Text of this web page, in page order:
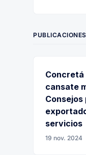
Concretá
cansate
Consejos
servicios
19 nov. 2024